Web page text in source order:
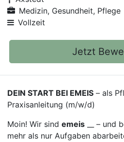
Medizin, Gesundheit, Pflege
Vollzeit
Jetzt
DEIN START BEI EMEIS – als
Praxisanleitung (m/w/d)
Moin! Wir sind emeis __ – und
mehr als nur Aufgaben